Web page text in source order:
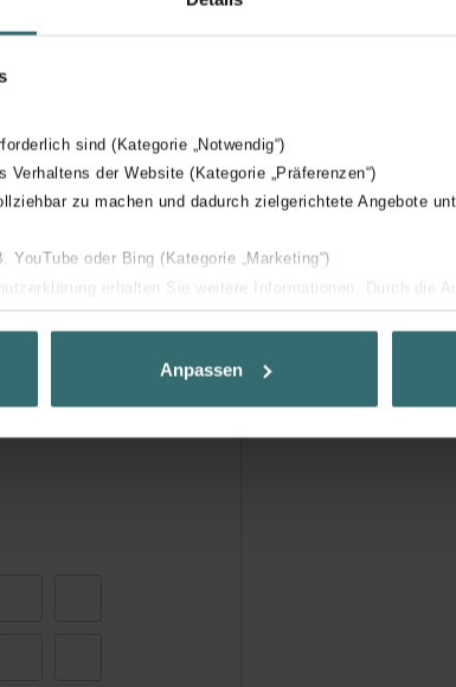
sind (Kategorie „Notwendig“)
der Website (Kategorie „Präferenzen“)
zu machen und dadurch zielgerichtete Angebote
oder Bing (Kategorie „Marketing“)
erhalten Sie weitere Informationen. Durch die
bestmögliche Nutzererfahrung zu ermöglichen und Ihnen
zu stellen. Alle Einwilligungen können Sie
de confidentialité
Anpassen